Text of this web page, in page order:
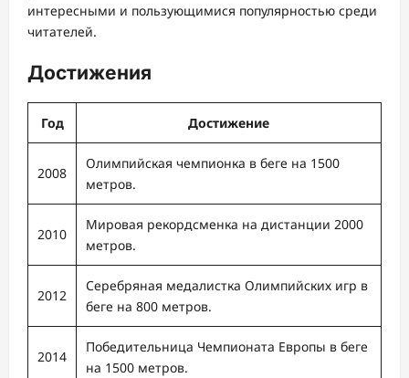
интересными и пользующимися популярностью среди
читателей.
Достижения
Год Достижение
2008
Олимпийская чемпионка в беге на 1500
метров.
2010
Мировая рекордсменка на дистанции 2000
метров.
2012
Серебряная медалистка Олимпийских игр в
беге на 800 метров.
2014
Победительница Чемпионата Европы в беге
на 1500 метров.